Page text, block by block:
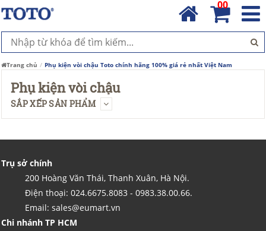
00
Trang chủ Phụ kiện vòi chậu Toto chính hãng 100% giá rẻ nhất Việt Nam
Phụ kiện vòi chậu
SẮP XẾP SẢN PHẨM
Trụ sở chính
200 Hoàng Văn Thái, Thanh Xuân, Hà Nội.
Điện thoại: 024.6675.8083 - 0983.38.00.66.
Email: sales@eumart.vn
Chi nhánh TP HCM